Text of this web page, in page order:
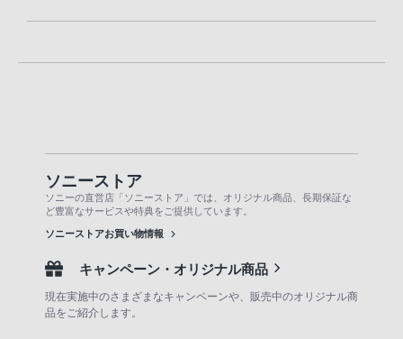
ソニーストア
ソニーの直営店「ソニーストア」では、オリジナル商品、長期保証な
ど豊富なサービスや特典をご提供しています。
ソニーストアお買い物情報
キャンペーン・オリジナル商品
現在実施中のさまざまなキャンペーンや、販売中のオリジナル商
品をご紹介します。